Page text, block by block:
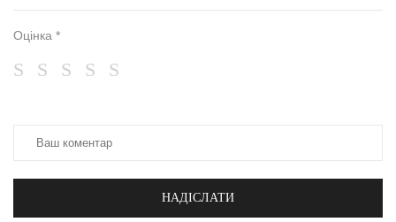
Оцінка *
НАДІСЛАТИ